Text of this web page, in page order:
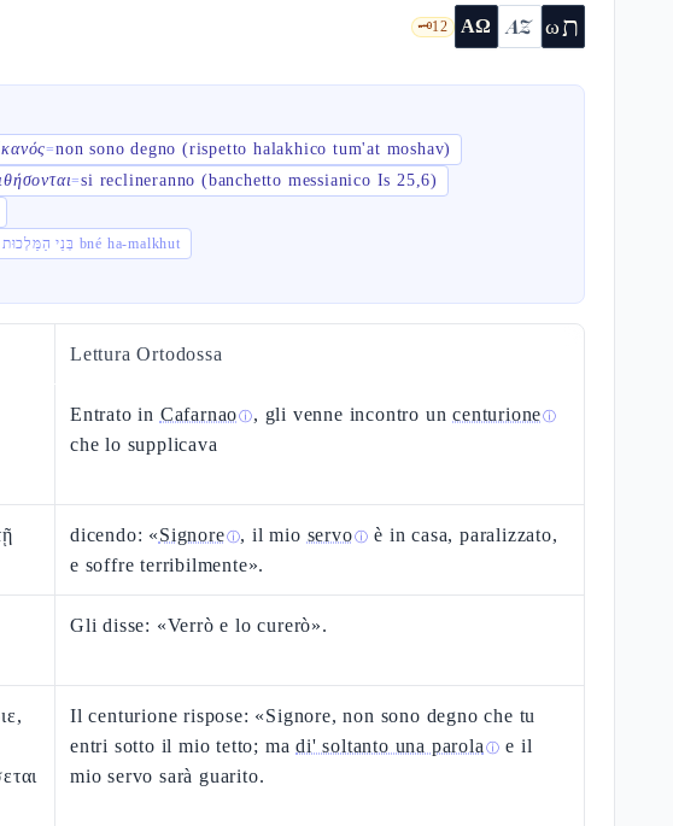
🗝️12 ΑΩ AZ ωת
=non sono degno (rispetto halakhico tum'at moshav)
=si reclineranno (banchetto messianico Is 25,6)
בְּנֵי הַמַּלְכוּת bné ha-malkhut
Lettura Ortodossa
Entrato in Cafarnaoⓘ, gli venne incontro uncenturioneⓘ
che lo supplicava
dicendo: «Signoreⓘ, il mio servoⓘ è in casa, paralizzato,
e soffre terribilmente».
Gli disse: «Verrò e lo curerò».
Il centurione rispose: «Signore, non sono degno che tu
entri sotto il mio tetto; madi' soltanto una parola ⓘ e il
mio servo sarà guarito.